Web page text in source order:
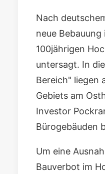
Nach
neue
100jährigen
untersagt. In
Bereich" liegen
Gebiets am
Investor
Bürogebäuden
Um eine
Bauverbot im